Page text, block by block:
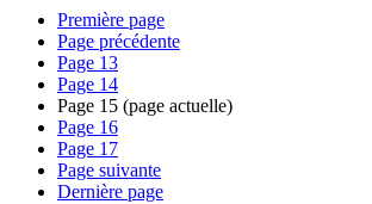
Première page
Page précédente
Page 13
Page 14
Page 15 (page actuelle)
Page 16
Page 17
Page suivante
Dernière page